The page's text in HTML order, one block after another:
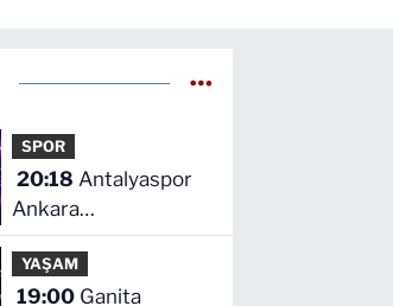
SPOR
20:18
Ankara
Keçiörengücü maçını
canlı izle
YAŞAM
19:00